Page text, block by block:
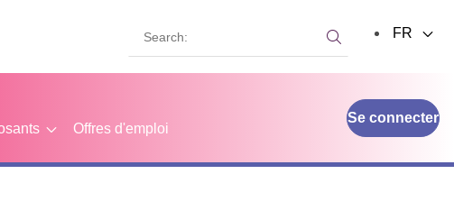
Offres d'emploi
Se connecter
Search:
FR